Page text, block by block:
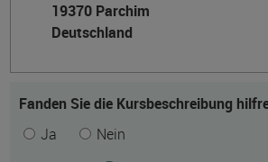
19370 Parchim
Deutschland
Fanden Sie die Kursbeschreibung
Ja
Nein